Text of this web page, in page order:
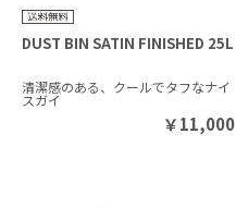
DUST BIN SATIN FINISHED 25L
清潔感のある、クールでタフなナイ
スガイ
￥11,000